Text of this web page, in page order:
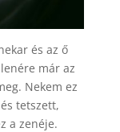
és az ő
már az
Nekem ez
tetszett,
a zenéje.